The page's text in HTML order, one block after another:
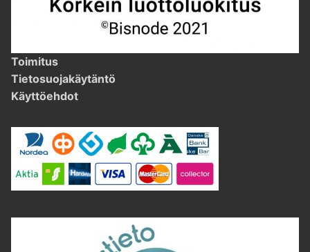
Toimitus
Tietosuojakäytäntö
Käyttöehdot